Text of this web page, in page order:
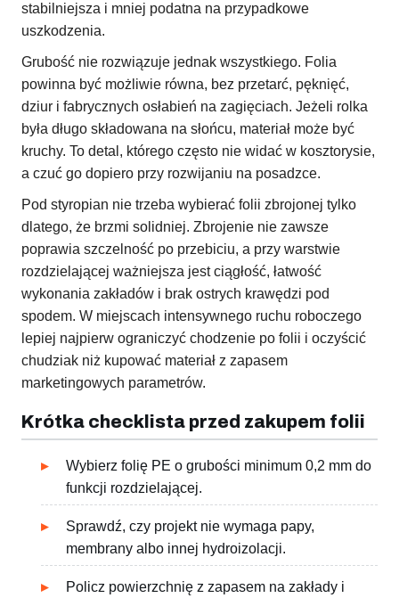
stabilniejsza i mniej podatna na przypadkowe
uszkodzenia.
Grubość nie rozwiązuje jednak wszystkiego. Folia
powinna być możliwie równa, bez przetarć, pęknięć,
dziur i fabrycznych osłabień na zagięciach. Jeżeli rolka
była długo składowana na słońcu, materiał może być
kruchy. To detal, którego często nie widać w kosztorysie,
a czuć go dopiero przy rozwijaniu na posadzce.
Pod styropian nie trzeba wybierać folii zbrojonej tylko
dlatego, że brzmi solidniej. Zbrojenie nie zawsze
poprawia szczelność po przebiciu, a przy warstwie
rozdzielającej ważniejsza jest ciągłość, łatwość
wykonania zakładów i brak ostrych krawędzi pod
spodem. W miejscach intensywnego ruchu roboczego
lepiej najpierw ograniczyć chodzenie po folii i oczyścić
chudziak niż kupować materiał z zapasem
marketingowych parametrów.
Krótka checklista przed zakupem folii
Wybierz folię PE o grubości minimum 0,2 mm do
funkcji rozdzielającej.
Sprawdź, czy projekt nie wymaga papy,
membrany albo innej hydroizolacji.
Policz powierzchnię z zapasem na zakłady i